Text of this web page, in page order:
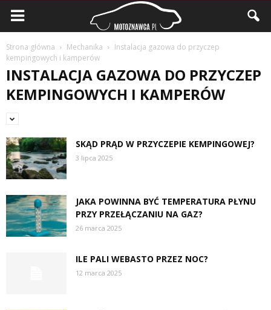
Strona główna Mechanika
Instalacja gazowa do przyczep
kempingowych i kamperów
INSTALACJA GAZOWA DO PRZYCZEP
KEMPINGOWYCH I KAMPERÓW
SKĄD PRĄD W PRZYCZEPIE KEMPINGOWEJ?
3 lipca 2025
JAKA POWINNA BYĆ TEMPERATURA PŁYNU
PRZY PRZEŁĄCZANIU NA GAZ?
26 marca 2025
ILE PALI WEBASTO PRZEZ NOC?
12 marca 2025